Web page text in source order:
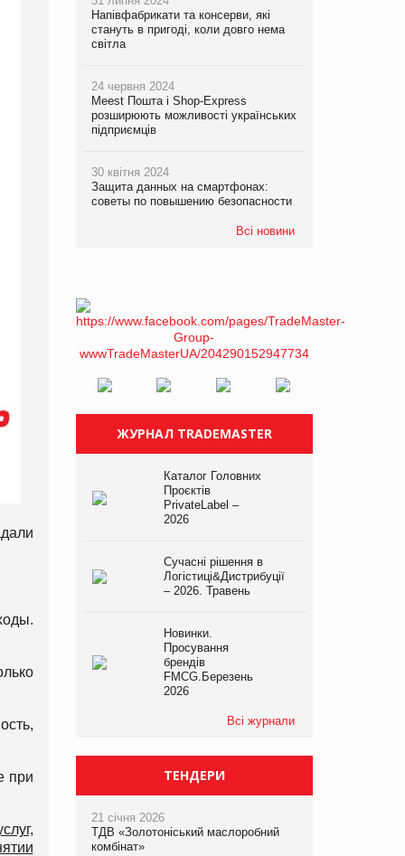
при
Напівфабрикати та консерви, які
стануть в пригоді, коли довго нема
світла
24 червня 2024
Meest Пошта і Shop-Express
розширюють можливості українських
підприємців
30 квітня 2024
Защита данных на смартфонах:
советы по повышению безопасности
Всі новини
ЖУРНАЛ TRADEMASTER
Каталог Головних
Проєктів
PrivateLabel –
2026
Сучасні рішення в
Логістиці&Дистрибуції
– 2026. Травень
Новинки.
Просування
брендів
FMCG.Березень
2026
Всі журнали
ТЕНДЕРИ
21 січня 2026
ТДВ «Золотоніський маслоробний
комбінат»